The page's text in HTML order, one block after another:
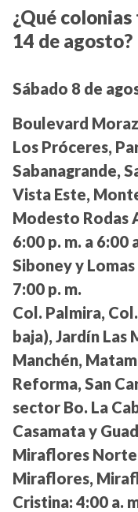
¿Qué
14 de agosto?
Sábado 8 de
Boulevard
Los Próceres,
Sabanagrande,
Vista Este,
Modesto Rodas
6:00 p. m. a 6:00
Siboney y
7:00 p. m.
Col. Palmira,
baja), Jardín Las
Manchén,
Reforma, San
sector Bo. La
Casamata y
Miraflores
Miraflores,
Cristina: 4:00 a.